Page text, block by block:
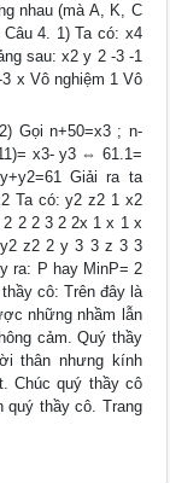
nhau (mà A, K, C
4. 1) Ta có: x4
sau: x2 y 2 -3 -1
x Vô nghiệm 1 Vô
Gọi n+50=x3 ; n-
x3- y3 ⇔ 61.1=
Giải ra ta
Ta có: y2 z2 1 x2
2 2 3 2 2x 1 x 1 x
z2 2 y 3 3 z 3 3
ra: P hay MinP= 2
cô: Trên đây là
những nhầm lẫn
cảm. Quý thầy
thân nhưng kính
Chúc quý thầy cô
quý thầy cô. Trang